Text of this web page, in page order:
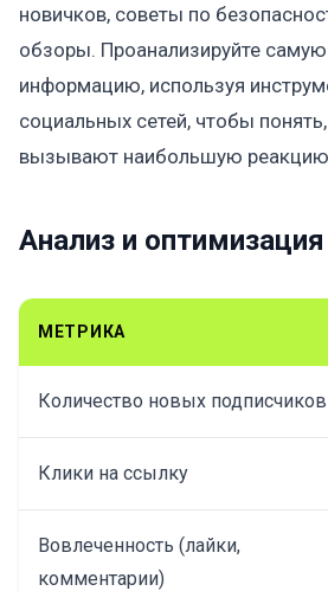
новичков, советы по
обзоры. Проанализируйте
информацию, используя
социальных сетей, чтобы
вызывают наибольшую
Анализ и оптимизация
МЕТРИКА
Количество новых подписчиков
Клики на ссылку
Вовлеченность (лайки,
комментарии)